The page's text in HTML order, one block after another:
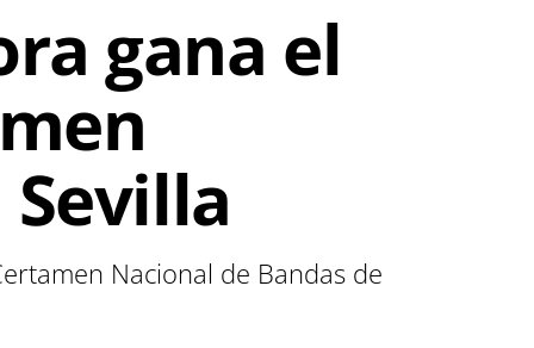
gana el
Nacional de Bandas de